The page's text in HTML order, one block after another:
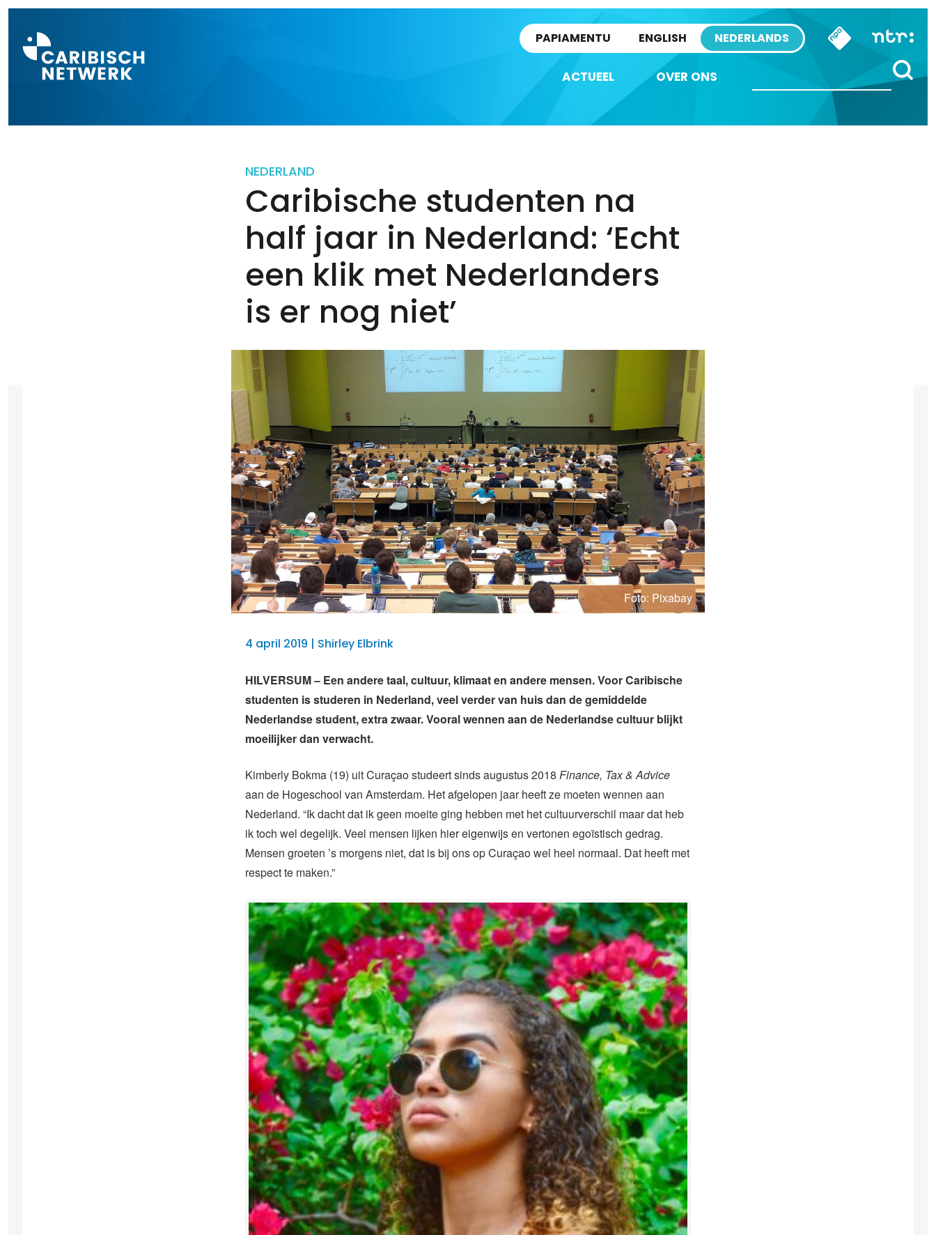
PAPIAMENTU ENGLISH NEDERLANDS
ACTUEEL OVER ONS
NEDERLAND
Caribische studenten na
half jaar in Nederland: ‘Echt
een klik met Nederlanders
is er nog niet’
Foto: Pixabay
4 april 2019 | Shirley Elbrink
HILVERSUM – Een andere taal, cultuur, klimaat en andere mensen. Voor Caribische
studenten is studeren in Nederland, veel verder van huis dan de gemiddelde
Nederlandse student, extra zwaar. Vooral wennen aan de Nederlandse cultuur blijkt
moeilijker dan verwacht.
Kimberly Bokma (19) uit Curaçao studeert sinds augustus 2018 Finance, Tax & Advice
aan de Hogeschool van Amsterdam. Het afgelopen jaar heeft ze moeten wennen aan
Nederland. “Ik dacht dat ik geen moeite ging hebben met het cultuurverschil maar dat heb
ik toch wel degelijk. Veel mensen lijken hier eigenwijs en vertonen egoïstisch gedrag.
Mensen groeten ’s morgens niet, dat is bij ons op Curaçao wel heel normaal. Dat heeft met
respect te maken.”